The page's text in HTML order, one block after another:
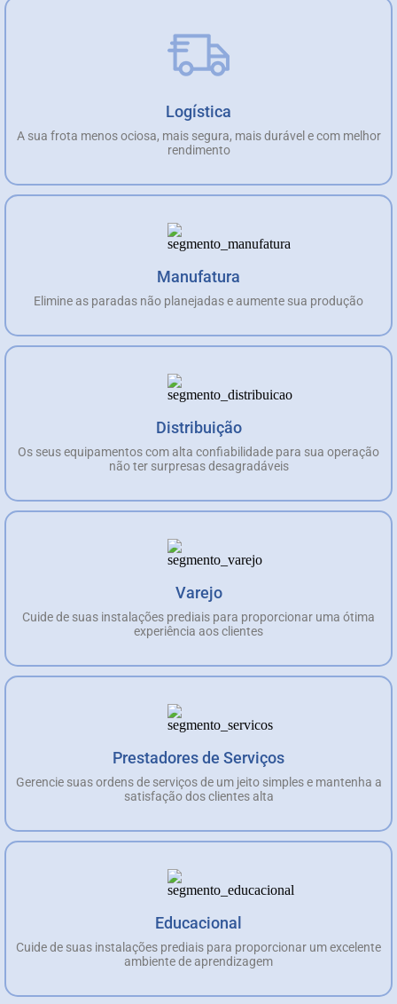
Logística
A sua frota menos ociosa, mais segura, mais durável e com melhor
rendimento
Manufatura
Elimine as paradas não planejadas e aumente sua produção
Distribuição
Os seus equipamentos com alta confiabilidade para sua operação
não ter surpresas desagradáveis
Varejo
Cuide de suas instalações prediais para proporcionar uma ótima
experiência aos clientes
Prestadores de Serviços
Gerencie suas ordens de serviços de um jeito simples e mantenha a
satisfação dos clientes alta
Educacional
Cuide de suas instalações prediais para proporcionar um excelente
ambiente de aprendizagem